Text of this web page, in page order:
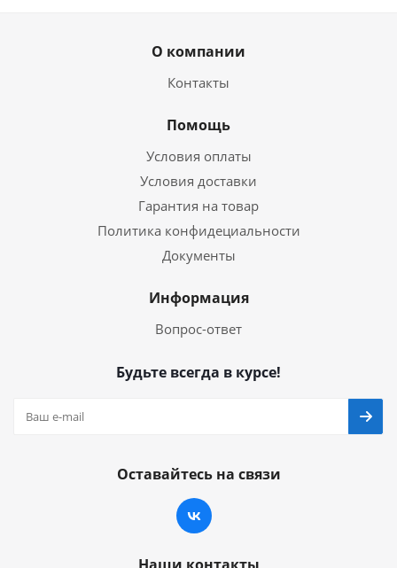
О компании
Контакты
Помощь
Условия оплаты
Условия доставки
Гарантия на товар
Политика конфидециальности
Документы
Информация
Вопрос-ответ
Будьте всегда в курсе!
Оставайтесь на связи